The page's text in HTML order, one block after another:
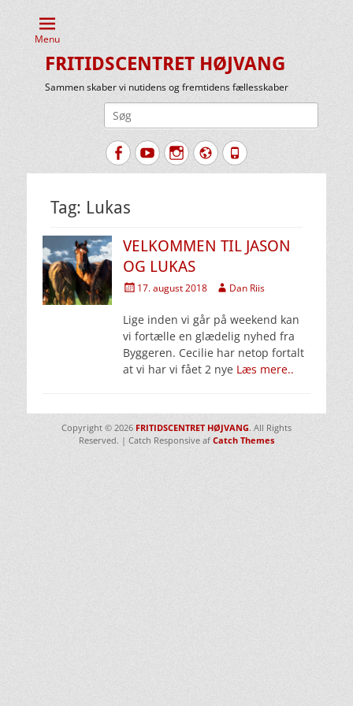
Menu
FRITIDSCENTRET HØJVANG
Sammen skaber vi nutidens og fremtidens fællesskaber
FacebookYouTubeInstagram
Website
Tlf.
Tag: Lukas
VELKOMMEN TIL JASON
OG LUKAS
Udgivet
17. august 2018 Forfatter
Dan Riis
Lige inden vi går på weekend kan
vi fortælle en glædelig nyhed fra
Byggeren. Cecilie har netop fortalt
at vi har vi fået 2 nye Læs mere..
Copyright © 2026 FRITIDSCENTRET HØJVANG. All Rights
Reserved. | Catch Responsive af Catch Themes